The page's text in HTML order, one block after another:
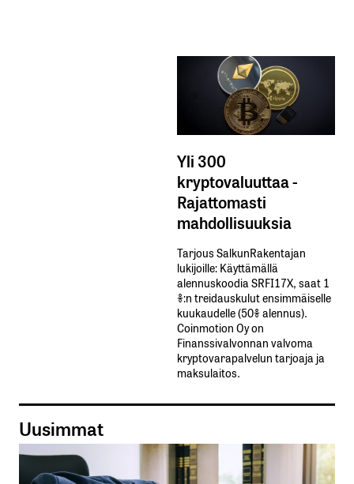
Yli 300
kryptovaluuttaa -
Rajattomasti
mahdollisuuksia
Tarjous SalkunRakentajan
lukijoille: Käyttämällä​ ​
alennuskoodia​ ​SRFI17X,​ ​saat​ ​1
%:n treidauskulut​ ​ensimmäiselle​ ​
kuukaudelle​ ​(50%​ ​alennus).
Coinmotion Oy on
Finanssivalvonnan valvoma
kryptovarapalvelun tarjoaja ja
maksulaitos.
Uusimmat